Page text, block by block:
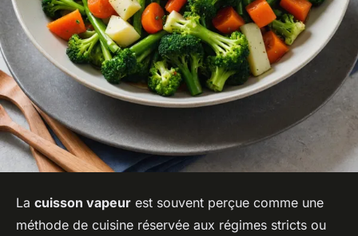
La cuisson vapeur est souvent perçue comme une
méthode de cuisine réservée aux régimes stricts ou